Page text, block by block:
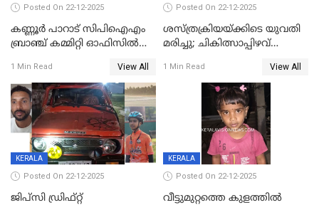
Posted On 22-12-2025
കണ്ണൂർ പാറാട് സിപിഐഎം
ബ്രാഞ്ച് കമ്മിറ്റി ഓഫിസിൽ
ചിത്രങ്ങളടക്കം കത്തിയ
നിലയിൽ
1 Min Read View All
Posted On 22-12-2025
ശസ്ത്രക്രിയയ്‌ക്കിടെ യുവതി
മരിച്ചു; ചികിത്സാപ്പിഴവ്
സംഭവം മാവേലിക്കരയിൽ
1 Min Read View All
KERALA
Posted On 22-12-2025
ജിപ്സി ഡ്രിഫ്റ്റ്
KERALA
Posted On 22-12-2025
വീട്ടുമുറ്റത്തെ കുളത്തിൽ